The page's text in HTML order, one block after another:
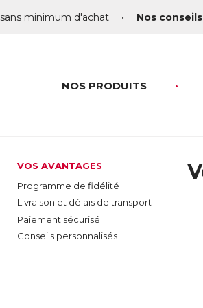
sans minimum d'achat • Nos
NOS PRODUITS
VOS AVANTAGES
Programme de fidélité
Livraison et délais de transport
Paiement sécurisé
Conseils personnalisés